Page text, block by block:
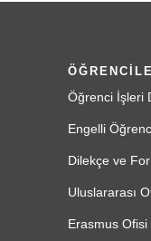
Öğrenci İşleri
Engelli
Dilekçe ve
Uluslararası
Erasmus Ofisi